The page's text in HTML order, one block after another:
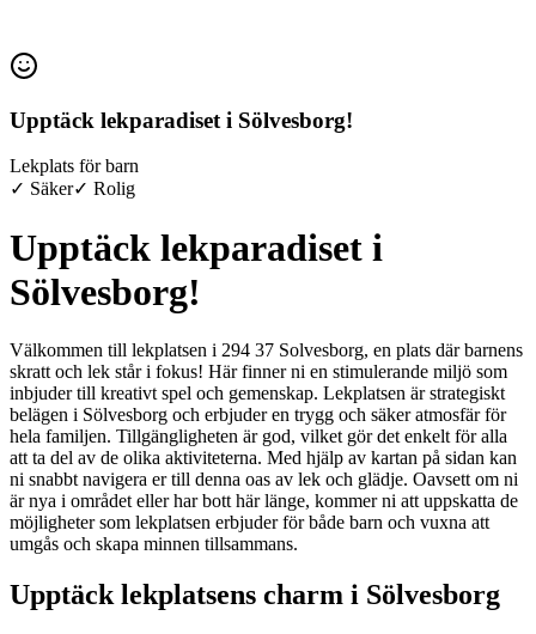
Upptäck lekparadiset i Sölvesborg!
Lekplats för barn
✓ Säker✓ Rolig
Upptäck lekparadiset i
Sölvesborg!
Välkommen till lekplatsen i 294 37 Solvesborg, en plats där barnens
skratt och lek står i fokus! Här finner ni en stimulerande miljö som
inbjuder till kreativt spel och gemenskap. Lekplatsen är strategiskt
belägen i Sölvesborg och erbjuder en trygg och säker atmosfär för
hela familjen. Tillgängligheten är god, vilket gör det enkelt för alla
att ta del av de olika aktiviteterna. Med hjälp av kartan på sidan kan
ni snabbt navigera er till denna oas av lek och glädje. Oavsett om ni
är nya i området eller har bott här länge, kommer ni att uppskatta de
möjligheter som lekplatsen erbjuder för både barn och vuxna att
umgås och skapa minnen tillsammans.
Upptäck lekplatsens charm i Sölvesborg